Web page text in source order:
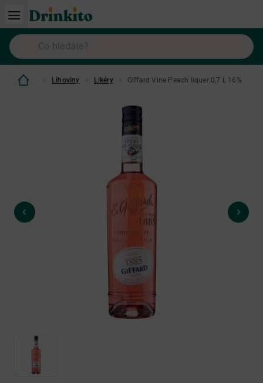
Lihoviny Likéry Giffard Vine Peach liquer 0,7 L 16%